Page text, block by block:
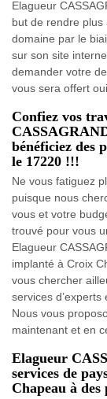
Elagueur
but de rendre plus
domaine par le
sur son site
demander votre
vous sera offert
Confiez vos
bénéficiez des
le 17220 !!!
Ne vous fatiguez
puisque nous
vous et votre
trouvé pour vous
Elagueur
implanté à Croix
vous chercher
services
Nous vous
maintenant et en
Elagueur
services de
Chapeau à